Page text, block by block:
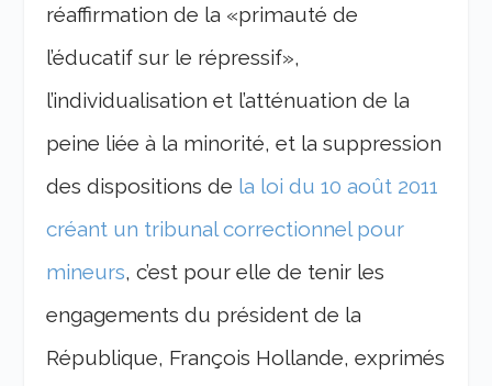
réaffirmation de la «primauté de
l’éducatif sur le répressif»,
l’individualisation et l’atténuation de la
peine liée à la minorité, et la suppression
des dispositions de la loi du 10 août 2011
créant un tribunal correctionnel pour
mineurs, c’est pour elle de tenir les
engagements du président de la
République, François Hollande, exprimés